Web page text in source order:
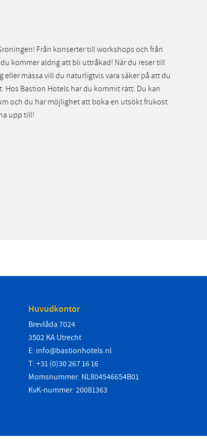
Från konserter till workshops och från
kommer aldrig att bli uttråkad! När du reser till
mässa vill du naturligtvis vara säker på att du
Hos Bastion Hotels har du kommit rätt. Du kan
och du har möjlighet att boka en utsökt frukost
upp till!
Huvudkontor
Brevlåda 7024
3502 KA Utrecht
E: info@bastionhotels.nl
T: +31 (0)30 267 16 16
Momsnummer: NL804546654B01
KvK-nummer: 20081363